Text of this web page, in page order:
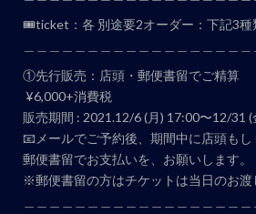
🎟ticket：各 別途要2オーダー：下記3種
①先行販売：店頭・郵便書留でご精算
¥6,000+消費税
販売期間 : 2021.12/6 (月) 17:00〜12/31 (
📧メールでご予約後、期間中に店頭もし
郵便書留でお支払いを、お願いします。
※郵便書留の方はチケットは当日のお渡